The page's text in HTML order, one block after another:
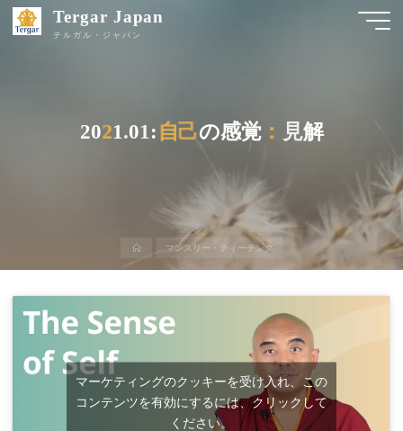
Tergar Japan
テルガル・ジャパン
202
21 .01 : 自
自己
己の感覚：
： 見解
ー
ム
マンスリー・ティーチング
マーケティングのクッキーを受け入れ、この
コンテンツを有効にするには、クリックして
ください。